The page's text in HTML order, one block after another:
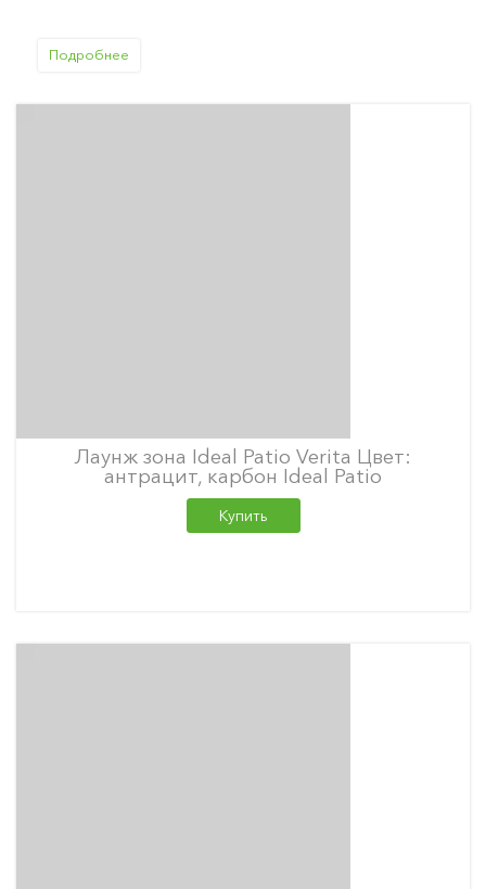
Подробнее
Лаунж зона Ideal Patio Verita Цвет:
антрацит, карбон Ideal Patio
Купить